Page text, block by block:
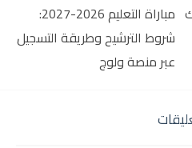
مباراة التعليم 2026-2027:
شروط الترشيح وطريقة التسجيل
عبر منصة ولوج